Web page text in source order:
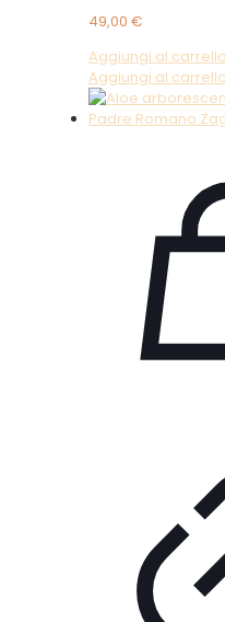
49,00 €
Aggiungi al carrello
Aggiungi al carrello